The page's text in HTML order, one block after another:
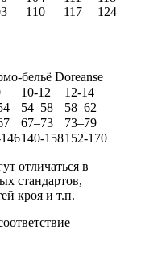
110
117
124
10-12
12-14
54–58
58–62
67–73
73–79
140-158152-170
отличаться в
стандартов,
кроя и т.п.